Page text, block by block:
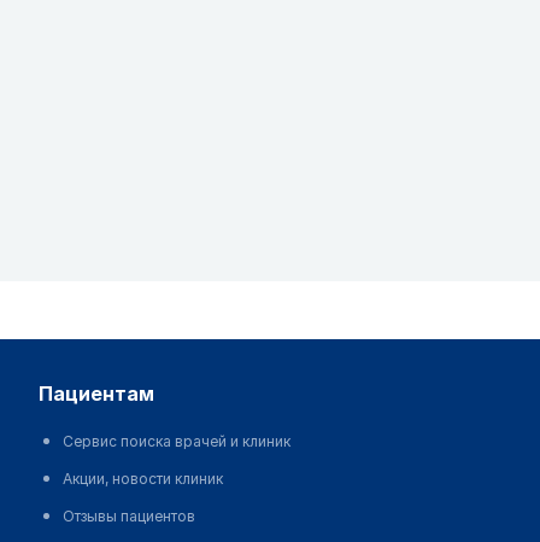
пациентам
Сервис поиска врачей и клиник
Акции, новости клиник
Отзывы пациентов